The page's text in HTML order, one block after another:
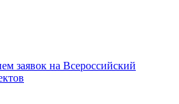
заявок на Всероссийский